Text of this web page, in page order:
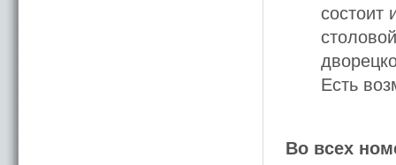
состоит
Есть
Во всех